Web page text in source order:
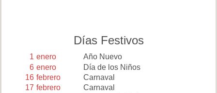
Días Festivos
1 enero
Año Nuevo
6 enero
Día de los Niños
16 febrero
Carnaval
17 febrero
Carnaval